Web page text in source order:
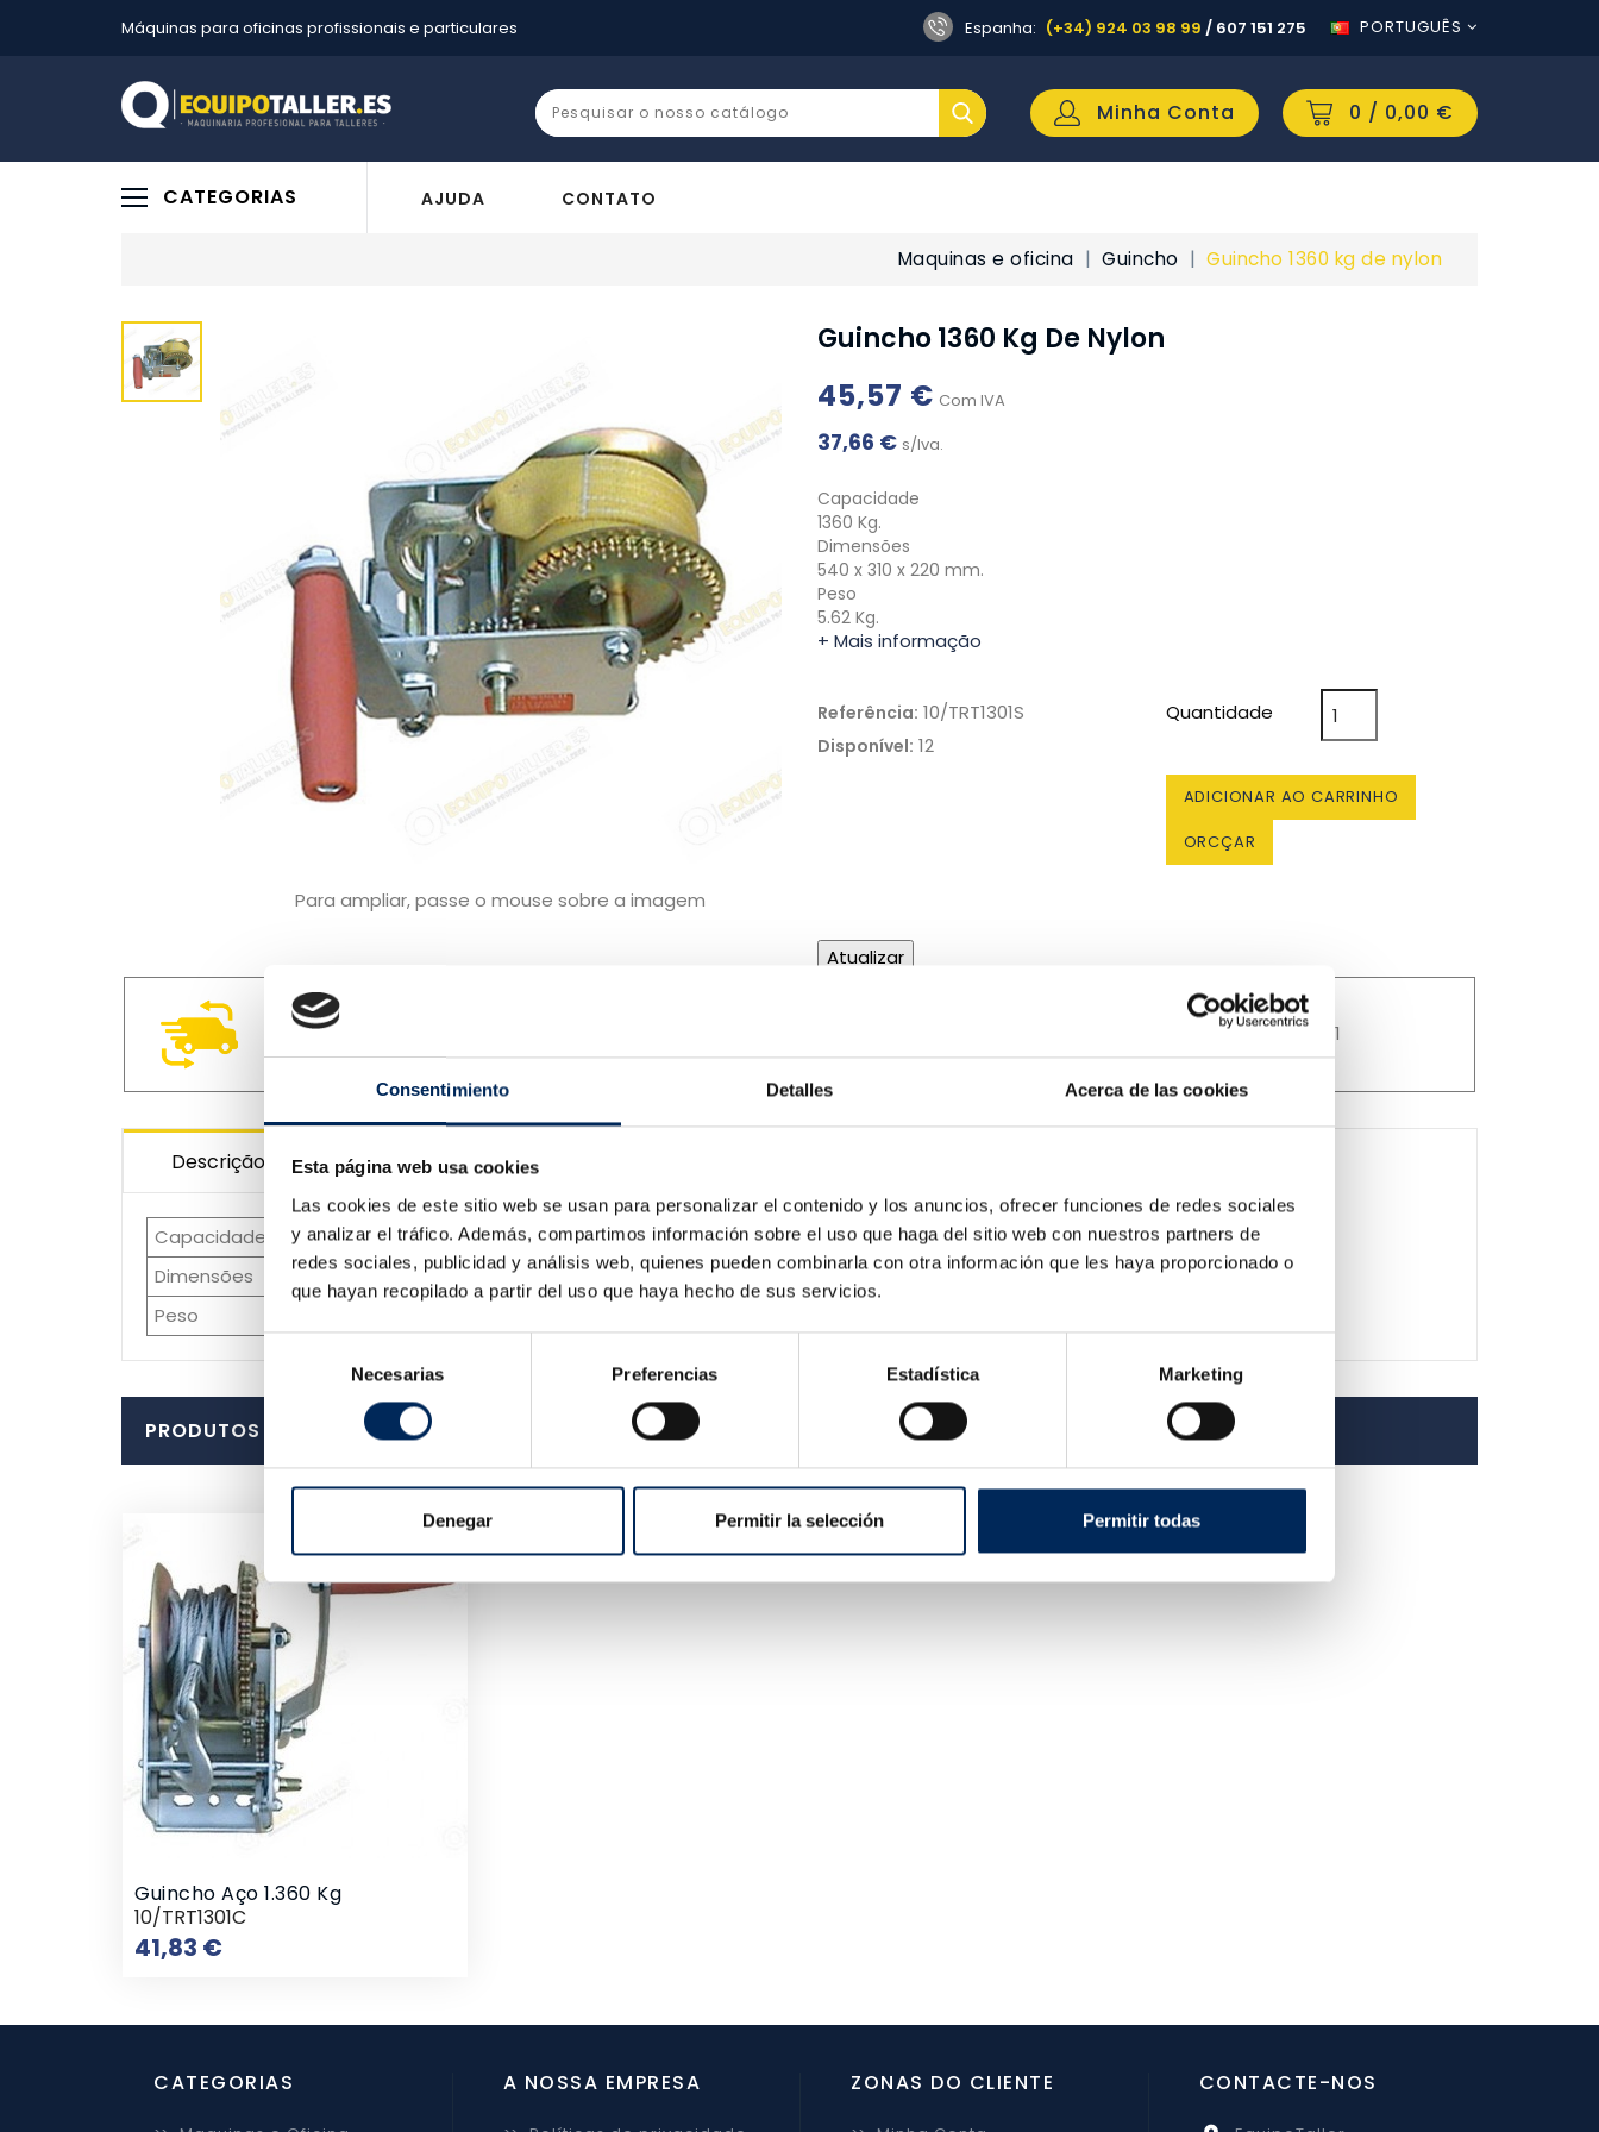
Consentimiento Detalles Acerca de las cookies
Esta página web usa cookies
Las cookies de este sitio web se usan para personalizar el contenido y los anuncios, ofrecer funciones de redes sociales
y analizar el tráfico. Además, compartimos información sobre el uso que haga del sitio web con nuestros partners de
redes sociales, publicidad y análisis web, quienes pueden combinarla con otra información que les haya proporcionado o
que hayan recopilado a partir del uso que haya hecho de sus servicios.
consentimiento
Necesarias Preferencias Estadística Marketing
Denegar Permitir la selección Permitir todas
Máquinas para oficinas profissionais e particulares Espanha: (+34) 924 03 98 99 / 607 151 275 PORTUGUÊS
0 / 0,00 €
Minha Conta
CATEGORIAS AJUDA CONTATO
Maquinas e oficina Guincho Guincho 1360 kg de nylon
Para ampliar, passe o mouse sobre a imagem
Guincho 1360 Kg De Nylon
45,57 € Com IVA
37,66 € s/Iva.
Capacidade
1360 Kg.
Dimensões
540 x 310 x 220 mm.
Peso
5.62 Kg.
+ Mais informação
Referência: 10/TRT1301S
Disponível: 12
Quantidade
ADICIONAR AO CARRINHO
ORCÇAR
Entrega em 4 a 10 dias.
(sem custos de transporte)
Online desde 2011
Descrição
Capacidade
1360 Kg.
Dimensões
540 x 310 x 220 mm.
Peso
PRODUTOS SIMILARES
Guincho Aço 1.360 Kg
10/TRT1301C
41,83 €
CATEGORIAS A NOSSA EMPRESA ZONAS DO CLIENTE CONTACTE-NOS